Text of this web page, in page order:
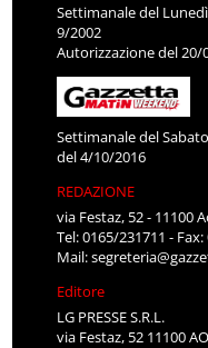
Settimanale del
9/2002
Autorizzazione del 20/
Settimanale del
del 4/10/2016
REDAZIONE
via Festaz, 52 - 11100
Tel: 0165/231711 -
Mail:
Editore
LG PRESSE S.R.L.
via Festaz, 52 11100